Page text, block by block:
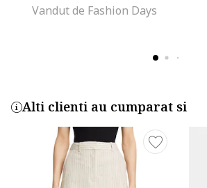
Vandut de Fashion Days
Alti clienti au cumparat si